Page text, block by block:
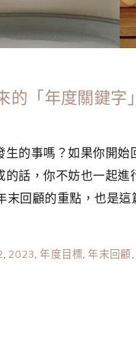
的「年度關鍵
的事嗎？如果你開
話，你不妨也一起
末回顧的重點，也是
,2023,年度目標,年末回顧,